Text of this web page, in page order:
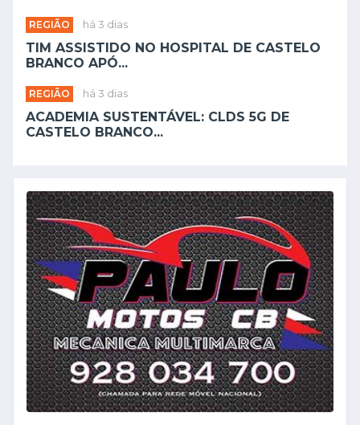
REGIÃO há 3 dias
TIM ASSISTIDO NO HOSPITAL DE CASTELO
BRANCO APÓ...
REGIÃO há 3 dias
ACADEMIA SUSTENTÁVEL: CLDS 5G DE
CASTELO BRANCO...